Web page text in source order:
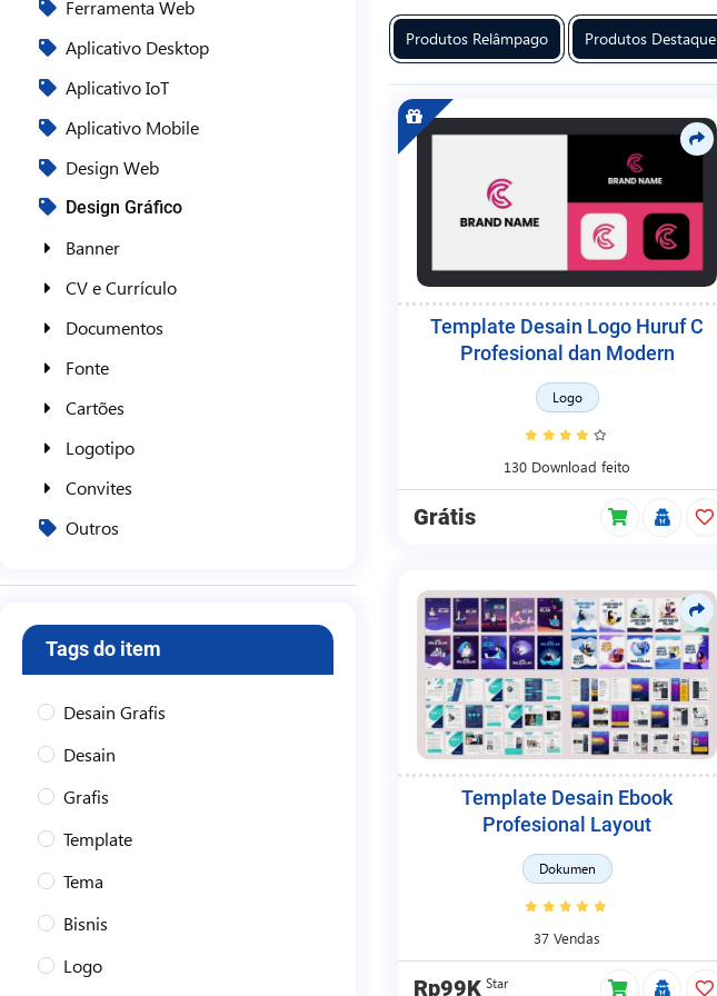
Ferramenta Web
Aplicativo Desktop
Aplicativo IoT
Aplicativo Mobile
Design Web
Design Gráfico
Banner
CV e Currículo
Documentos
Fonte
Cartões
Logotipo
Convites
Outros
Tags do item
Desain Grafis
Desain
Grafis
Template
Tema
Bisnis
Logo
Produtos Relâmpago Produtos Destaque
Template Desain Logo Huruf C
Profesional dan Modern
Logo
130 Download feito
Grátis
Template Desain Ebook
Profesional Layout
Dokumen
37 Vendas
Rp99K Star